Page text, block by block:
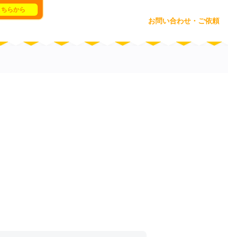
らから
お問い合わせ・ご依頼